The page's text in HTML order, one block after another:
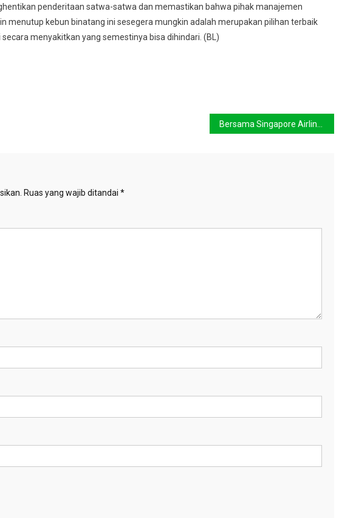
penderitaan satwa-satwa dan memastikan bahwa pihak manajemen
menutup kebun binatang ini sesegera mungkin adalah merupakan pilihan terbaik
menyakitkan yang semestinya bisa dihindari. (BL)
Bersama Singapore Airlines Temukan Sisi Menarik di Bangkok
Ruas yang wajib ditandai *